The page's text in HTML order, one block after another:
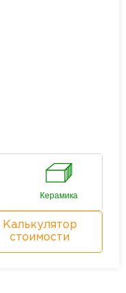
Керамика
Калькулятор
стоимости